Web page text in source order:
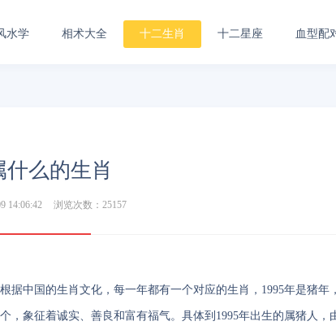
水学 相术大全 十二生肖 十二星座 血型配
什么的生肖
14:06:42 浏览次数：25157
据中国的生肖文化，每一年都有一个对应的生肖，1995年是猪年
，象征着诚实、善良和富有福气。具体到1995年出生的属猪人，